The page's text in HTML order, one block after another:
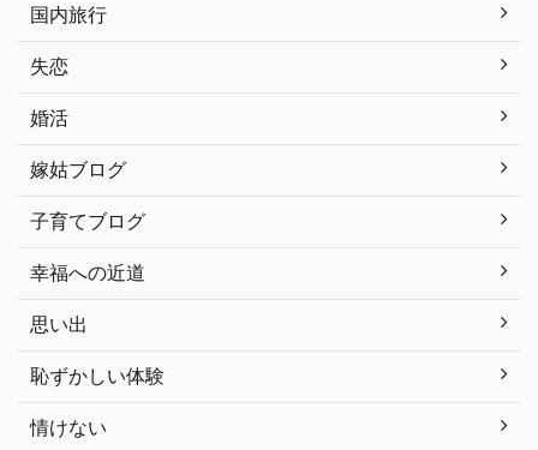
国内旅行
失恋
婚活
嫁姑ブログ
子育てブログ
幸福への近道
思い出
恥ずかしい体験
情けない